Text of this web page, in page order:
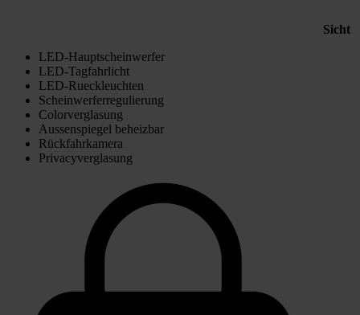
Sicht
LED-Hauptscheinwerfer
LED-Tagfahrlicht
LED-Rueckleuchten
Scheinwerferregulierung
Colorverglasung
Aussenspiegel beheizbar
Rückfahrkamera
Privacyverglasung